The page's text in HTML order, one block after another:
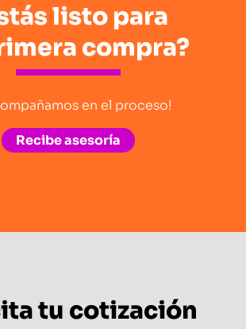
listo para
compra?
en el proceso!
Recibe asesoría
tu cotización